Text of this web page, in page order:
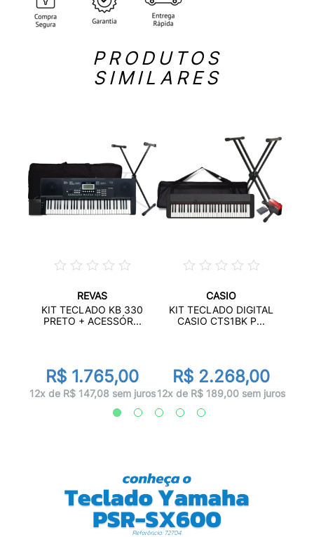
PRODUTOS
SIMILARES
REVAS
KIT TECLADO KB 330
PRETO + ACESSÓR...
R$ 1.765,00
12x de R$ 147,08 sem juros
CASIO
KIT TECLADO DIGITAL
CASIO CTS1BK P...
R$ 2.268,00
12x de R$ 189,00 sem juros